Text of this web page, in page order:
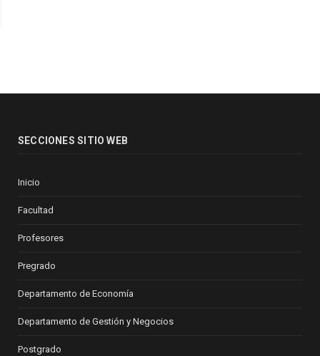
SECCIONES SITIO WEB
Inicio
Facultad
Profesores
Pregrado
Departamento de Economía
Departamento de Gestión y Negocios
Postgrado